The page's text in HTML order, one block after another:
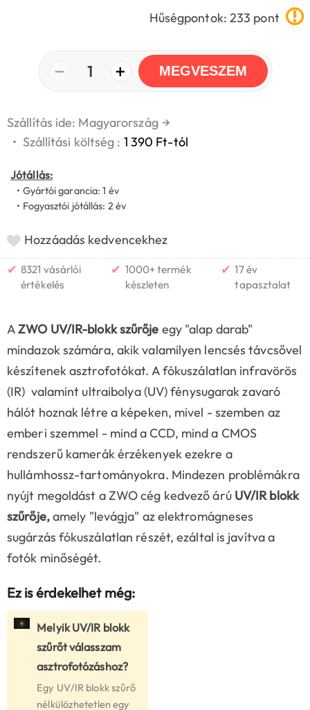
Hűségpontok: 233 pont
− 1 + MEGVESZEM
Szállítás ide: Magyarország →
• Szállítási költség : 1 390 Ft-tól
Jótállás:
• Gyártói garancia: 1 év
• Fogyasztói jótállás: 2 év
Hozzáadás kedvencekhez
✔ 8321 vásárlói
értékelés
✔ 1000+ termék
készleten
✔ 17 év
tapasztalat
AZWO UV/IR-blokk szűrője egy "alap darab"
mindazok számára, akik valamilyen lencsés távcsővel
készítenek asztrofotókat. A fókuszálatlan infravörös
(IR) valamint ultraibolya (UV) fénysugarak zavaró
hálót hoznak létre a képeken, mivel - szemben az
emberi szemmel - mind a CCD, mind a CMOS
rendszerű kamerák érzékenyek ezekre a
hullámhossz-tartományokra. Mindezen problémákra
nyújt megoldást a ZWO cég kedvező árú UV/IR blokk
szűrője,amely "levágja" az elektromágneses
sugárzás fókuszálatlan részét, ezáltal is javítva a
fotók minőségét.
Ez is érdekelhet még:
Melyik UV/IR blokk
szűrőt válasszam
asztrofotózáshoz?
Egy UV/IR blokk szűrő
nélkülözhetetlen egy